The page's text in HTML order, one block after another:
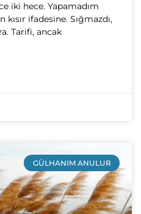
iki hece. Yapamadım
ifadesine. Sığmazdı,
Tarifi, ancak
GÜLHANIM ANULUR